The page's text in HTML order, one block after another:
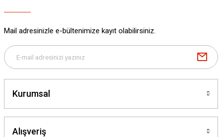
Mail adresinizle e-bültenimize kayıt olabilirsiniz.
Kurumsal
Alışveriş